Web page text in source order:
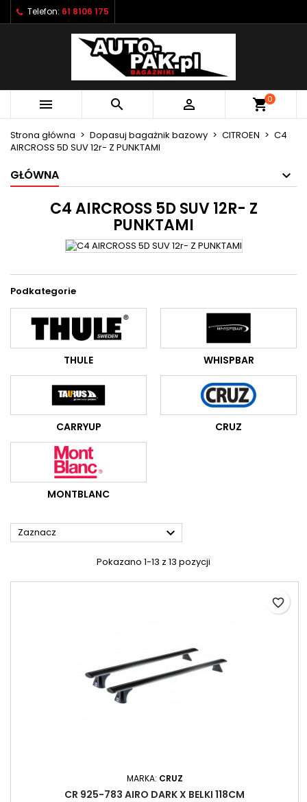
Telefon: 61 8106 175
   shopping_cart0
Strona główna Dopasuj bagażnik bazowy CITROEN
C4
AIRCROSS 5D SUV 12r- Z PUNKTAMI
GŁÓWNA
C4 AIRCROSS 5D SUV 12R- Z
PUNKTAMI
Podkategorie
THULE WHISPBAR
CARRYUP CRUZ
MONTBLANC
Zaznacz 
Pokazano 1-13 z 13 pozycji
MARKA: CRUZ
CR 925-783 AIRO DARK X BELKI 118CM
favorite_border
Moje listy życzeń ×
Utwórz nową listę
((modalTitle)) ×
((confirmMessage))
((cancelText)) ((modalDeleteText))
Utwórz listę życzeń ×
Nazwa listy życzeń
Anuluj Utwórz listę życzeń
Zaloguj się ×
Musisz być zalogowany by zapisać produkty na
swojej liście życzeń.
Anuluj Zaloguj się